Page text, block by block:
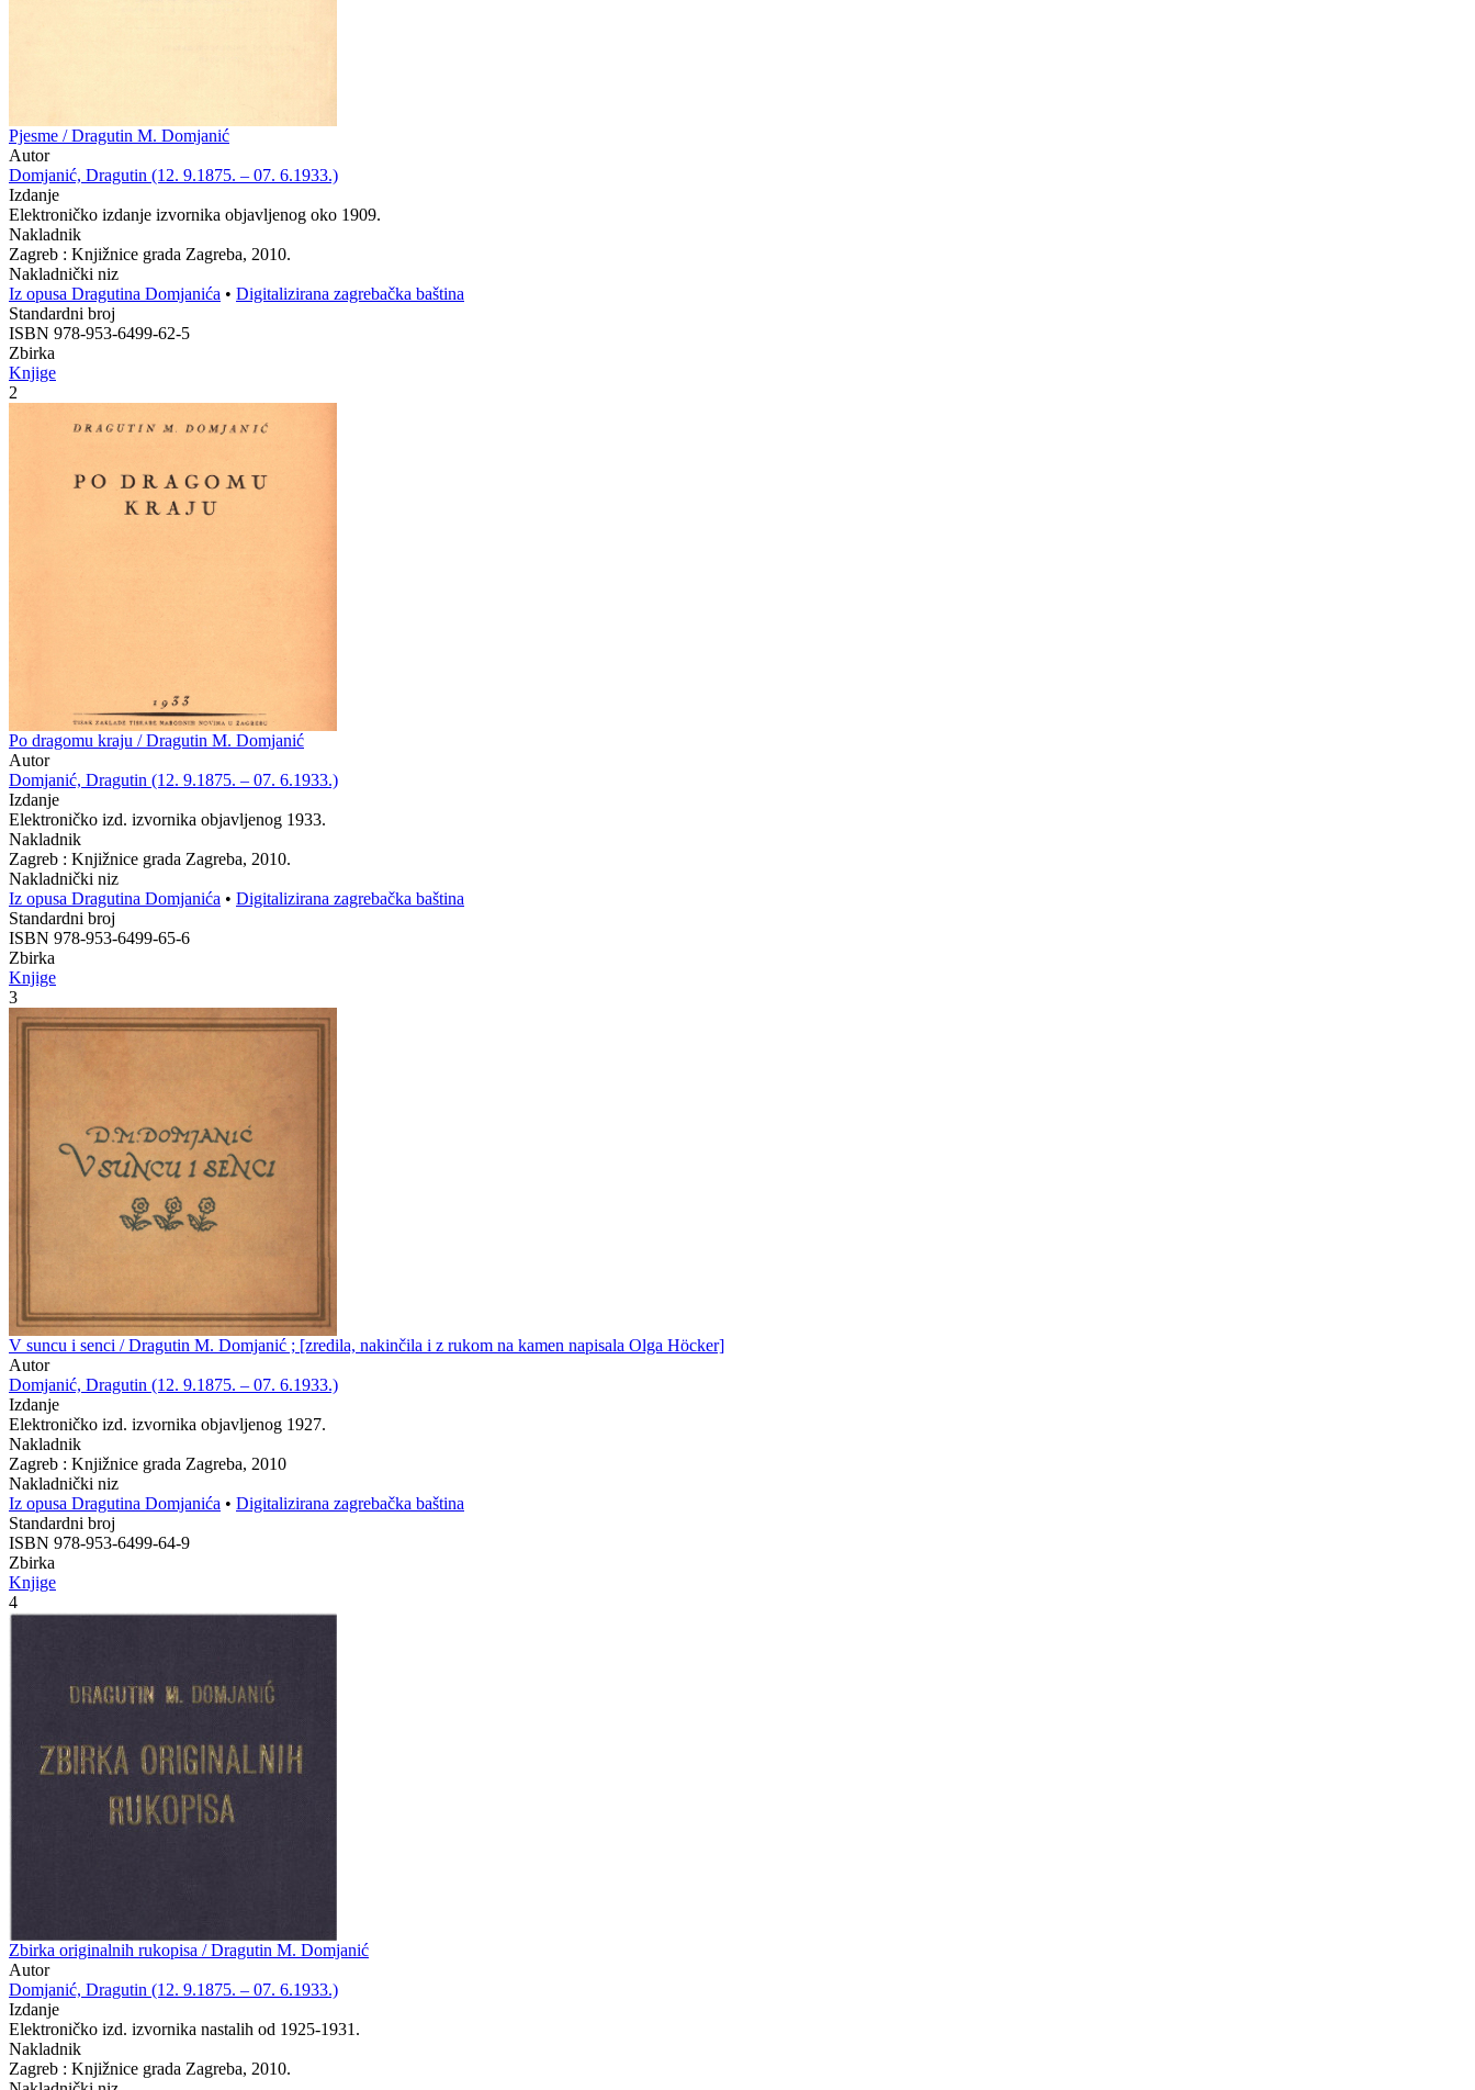
Pjesme / Dragutin M. Domjanić
Autor
Domjanić, Dragutin (12. 9.1875. – 07. 6.1933.)
Izdanje
Elektroničko izdanje izvornika objavljenog oko 1909.
Nakladnik
Zagreb : Knjižnice grada Zagreba, 2010.
Nakladnički niz
Iz opusa Dragutina Domjanića • Digitalizirana zagrebačka baština
Standardni broj
ISBN 978-953-6499-62-5
Zbirka
Knjige
2
Po dragomu kraju / Dragutin M. Domjanić
Autor
Domjanić, Dragutin (12. 9.1875. – 07. 6.1933.)
Izdanje
Elektroničko izd. izvornika objavljenog 1933.
Nakladnik
Zagreb : Knjižnice grada Zagreba, 2010.
Nakladnički niz
Iz opusa Dragutina Domjanića • Digitalizirana zagrebačka baština
Standardni broj
ISBN 978-953-6499-65-6
Zbirka
Knjige
3
V suncu i senci / Dragutin M. Domjanić ; [zredila, nakinčila i z rukom na kamen napisala Olga Höcker]
Autor
Domjanić, Dragutin (12. 9.1875. – 07. 6.1933.)
Izdanje
Elektroničko izd. izvornika objavljenog 1927.
Nakladnik
Zagreb : Knjižnice grada Zagreba, 2010
Nakladnički niz
Iz opusa Dragutina Domjanića • Digitalizirana zagrebačka baština
Standardni broj
ISBN 978-953-6499-64-9
Zbirka
Knjige
4
Zbirka originalnih rukopisa / Dragutin M. Domjanić
Autor
Domjanić, Dragutin (12. 9.1875. – 07. 6.1933.)
Izdanje
Elektroničko izd. izvornika nastalih od 1925-1931.
Nakladnik
Zagreb : Knjižnice grada Zagreba, 2010.